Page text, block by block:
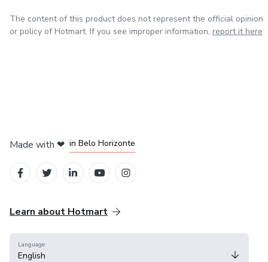
The content of this product does not represent the official opinion
or policy of Hotmart. If you see improper information, report it here
Made with ❤ in Belo Horizonte
Learn about Hotmart
Language
English